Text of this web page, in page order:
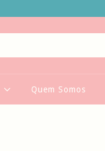
Quem Somos